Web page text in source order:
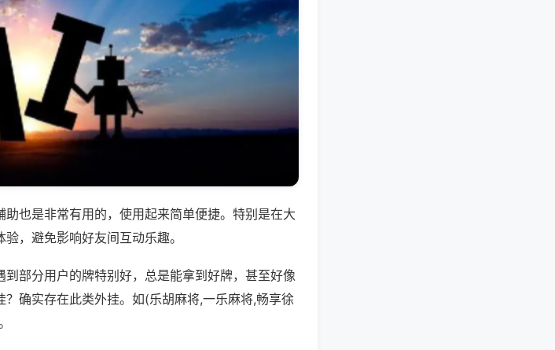
也是非常有用的，使用起来简单便捷。特别是在大
，避免影响好友间互动乐趣。
部分用户的牌特别好，总是能拿到好牌，甚至好像
确实存在此类外挂。如(乐胡麻将,一乐麻将,畅享徐